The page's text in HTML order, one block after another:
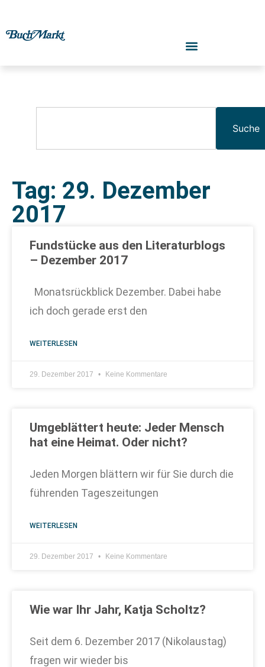
Suche
Tag: 29. Dezember
2017
Fundstücke aus den Literaturblogs
– Dezember 2017
Monatsrückblick Dezember. Dabei habe
ich doch gerade erst den
WEITERLESEN
29. Dezember 2017 Keine Kommentare
Umgeblättert heute: Jeder Mensch
hat eine Heimat. Oder nicht?
Jeden Morgen blättern wir für Sie durch die
führenden Tageszeitungen
WEITERLESEN
29. Dezember 2017 Keine Kommentare
Wie war Ihr Jahr, Katja Scholtz?
Seit dem 6. Dezember 2017 (Nikolaustag)
fragen wir wieder bis